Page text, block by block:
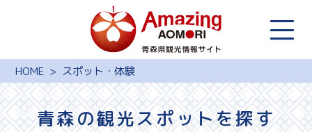
HOME スポット・体験
青森の観光スポットを探す